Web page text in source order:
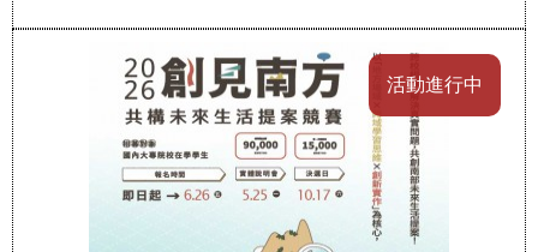
活動進行中